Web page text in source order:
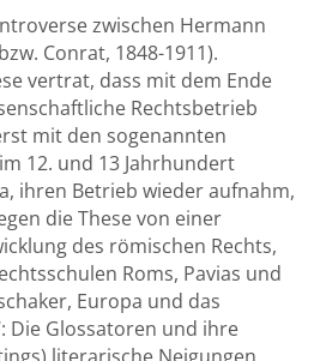
zwischen Hermann
Conrat, 1848-1911).
vertrat, dass mit dem Ende
Rechtsbetrieb
mit den sogenannten
12. und 13 Jahrhundert
ihren Betrieb wieder aufnahm,
die These von einer
des römischen Rechts,
Roms, Pavias und
Europa und das
Die Glossatoren und ihre